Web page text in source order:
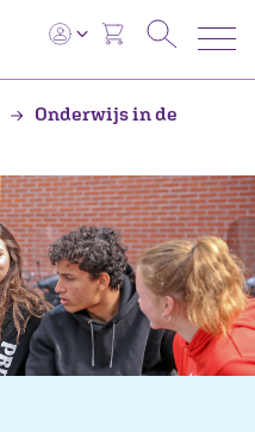
Onderwijs in de